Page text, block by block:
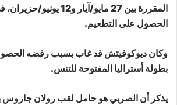
المقررة بين 27 مايو/آيار
الحصول على التطعيم.
وكان ديوكوفيتش قد غاب بسبب رفضه
بطولة أستراليا المفتوحة للتنس.
يذكر أن الصربي هو حامل لقب رولان جاروس